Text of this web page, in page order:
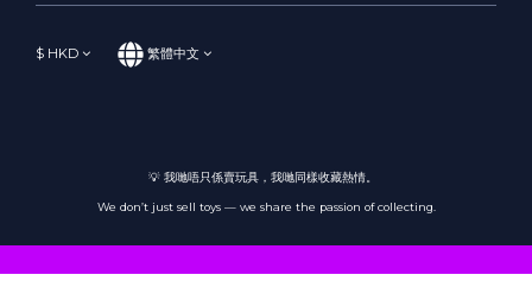
$ HKD 繁體中文
💡 我哋唔只係賣玩具，我哋同樣收藏熱情。
We don’t just sell toys — we share the passion of collecting.